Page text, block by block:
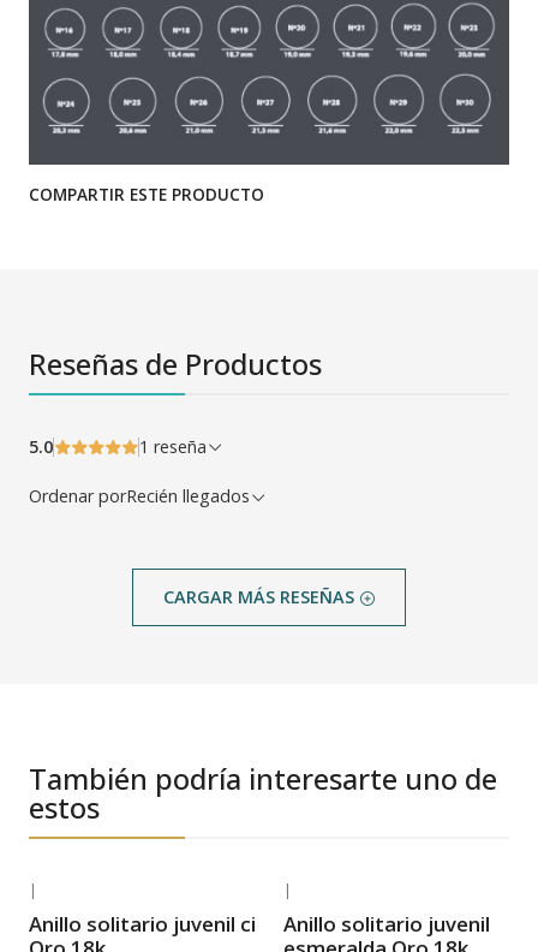
COMPARTIR ESTE PRODUCTO
Reseñas de Productos
5.0 1 reseña
Ordenar porRecién llegados
CARGAR MÁS RESEÑAS
También podría interesarte uno de
estos
Envío Gratis
|
Anillo solitario juvenil circón Envío Gratis
|
Anillo solitario juvenil